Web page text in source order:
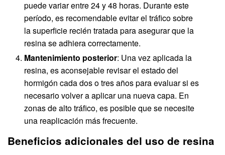
puede variar entre 24 y 48 horas. Durante este
período, es recomendable evitar el tráfico sobre
la superficie recién tratada para asegurar que la
resina se adhiera correctamente.
Mantenimiento posterior: Una vez aplicada la
resina, es aconsejable revisar el estado del
hormigón cada dos o tres años para evaluar si es
necesario volver a aplicar una nueva capa. En
zonas de alto tráfico, es posible que se necesite
una reaplicación más frecuente.
Beneficios adicionales del uso de resina